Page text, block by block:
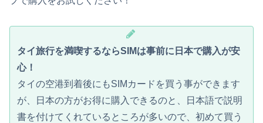
タイ旅行を満喫するならSIMは事前に日本で購入が安
心！
タイの空港到着後にもSIMカードを買う事ができます
が、日本の方がお得に購入できるのと、日本語で説明
書を付けてくれているところが多いので、初めて買う